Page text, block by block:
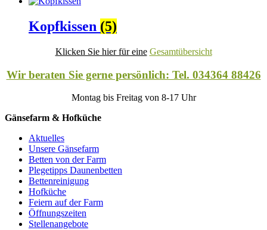
Kopfkissen (5)
Klicken Sie hier für eine Gesamtübersicht
Wir beraten Sie gerne persönlich: Tel. 034364 88426
Montag bis Freitag von 8-17 Uhr
Gänsefarm & Hofküche
Aktuelles
Unsere Gänsefarm
Betten von der Farm
Plegetipps Daunenbetten
Bettenreinigung
Hofküche
Feiern auf der Farm
Öffnungszeiten
Stellenangebote